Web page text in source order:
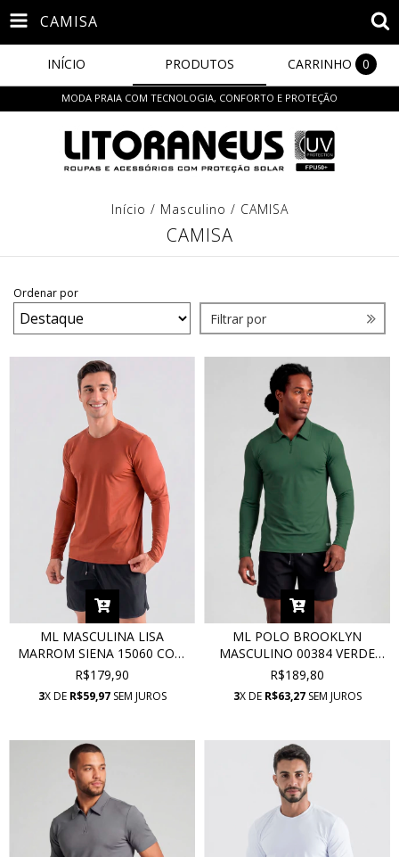
CAMISA
INÍCIO PRODUTOS CARRINHO 0
MODA PRAIA COM TECNOLOGIA, CONFORTO E PROTEÇÃO
Início / Masculino / CAMISA
CAMISA
Ordenar por
Filtrar por
ML MASCULINA LISA
MARROM SIENA 15060 COM
PROTEÇÃO UV
R$179,90
3X DE R$59,97SEM JUROS
ML POLO BROOKLYN
MASCULINO 00384 VERDE
FOLHA COM PROTEÇÃO UV
R$189,80
3X DE R$63,27SEM JUROS